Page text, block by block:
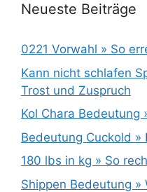
Neueste Beiträge
0221 Vorwahl » So
Kann nicht schlafen
Trost und Zuspruch
Kol Chara Bedeutung
Bedeutung Cuckold
180 lbs in kg » So
Shippen Bedeutung